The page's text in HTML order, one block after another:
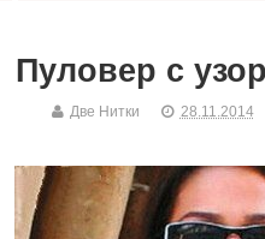
Пуловер с
Две Нитки 28.11.2014